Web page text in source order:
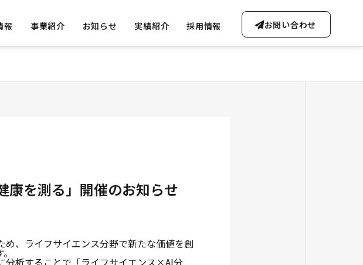
報 事業紹介 お知らせ 実績紹介 採用情報 お問い合わせ
FREE CONSULTATION
バイタルデータ事業 生成AI事業
康を測る」開催のお知らせ
、ライフサイエンス分野で新たな価値を創
分析することで「ライフサイエンス×AI分